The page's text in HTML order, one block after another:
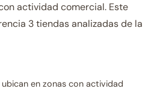
actividad comercial. Este
3 tiendas analizadas de la
en zonas con actividad